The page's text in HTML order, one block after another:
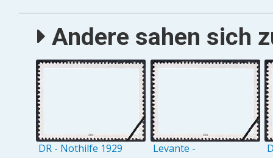
Andere sahen sich
DR - Nothilfe 1929
Levante -